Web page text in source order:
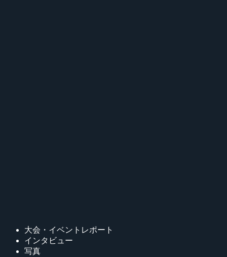
大会・イベントレポート
インタビュー
写真